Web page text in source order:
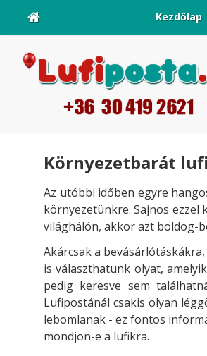
Kezdőlap
Környezetbarát
Az utóbbi időben egyre
környezetünkre. Sajnos ezzel
világhálón, akkor azt boldog-
Akárcsak a
is választhatunk olyat,
pedig keresve sem
Lufipostánál csakis olyan
lebomlanak - ez fontos
mondjon-e a lufikra.